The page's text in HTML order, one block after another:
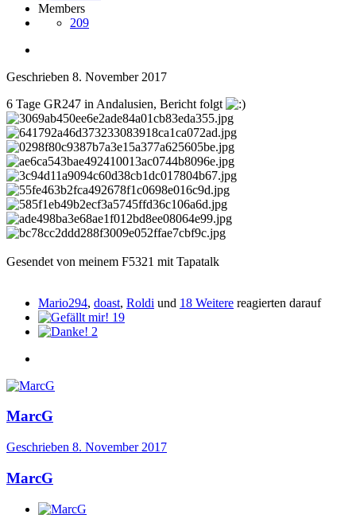
Members
209
Geschrieben 8. November 2017
6 Tage GR247 in Andalusien, Bericht folgt
Gesendet von meinem F5321 mit Tapatalk
Mario294, doast, Roldi und 18 Weitere reagierten darauf
19
2
MarcG
Geschrieben 8. November 2017
MarcG